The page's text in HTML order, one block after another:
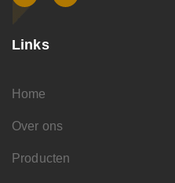
Links
Home
Over ons
Producten